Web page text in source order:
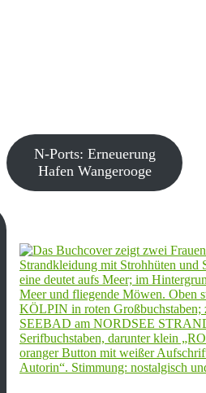
N-Ports: Erneuerung
Hafen Wangerooge